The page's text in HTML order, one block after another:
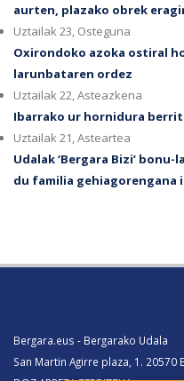
aurten, plazako obrek
Uztailak 23, Osteguna
Oxirondoko azoka ostiral
larunbataren ordez
Uztailak 22, Asteazkena
Ibarrako ur hornidura
Uztailak 21, Asteartea
Udalak ‘Bergara Bizi’
du familia gehiagorengana
Bergara.eus - Bergarako Udala
San Martin Agirre plaza, 1. 20570